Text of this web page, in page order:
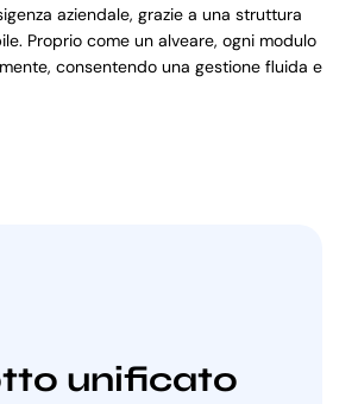
aziendale, grazie a una struttura
Proprio come un alveare, ogni modulo
consentendo una gestione fluida e
unificato